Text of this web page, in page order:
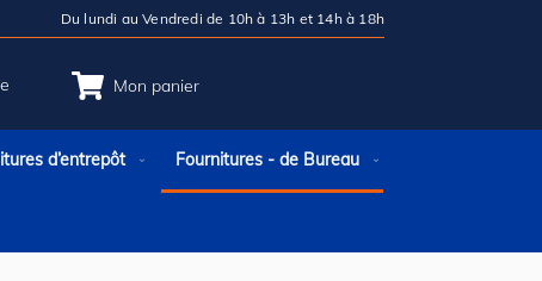
Du lundi au Vendredi de 10h à 13h et 14h à 18h
Mon panier
d’entrepôt Fournitures - de Bureau